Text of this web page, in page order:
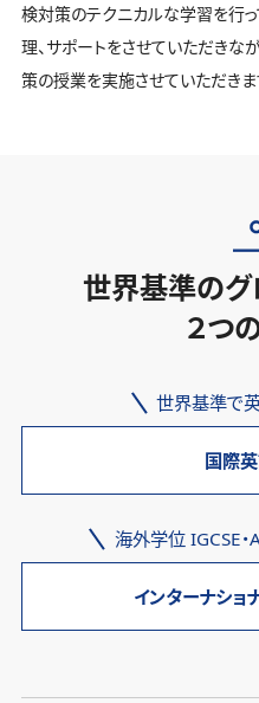
検対策のテクニカルな学習を行
理、サポートをさせていただきな
策の授業を実施させていただきま
世界基準の
２つ
世界基準で
国際
海外学位 IGCSE
インターナショ